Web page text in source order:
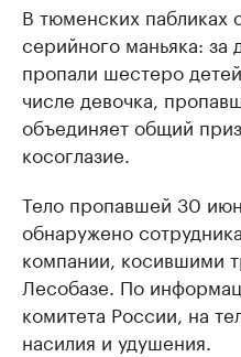
В тюменских пабликах
серийного маньяка: за
пропали шестеро
числе девочка,
объединяет общий
косоглазие.
Тело пропавшей 30
обнаружено
компании, косившими
Лесобазе. По
комитета России, на
насилия и удушения.